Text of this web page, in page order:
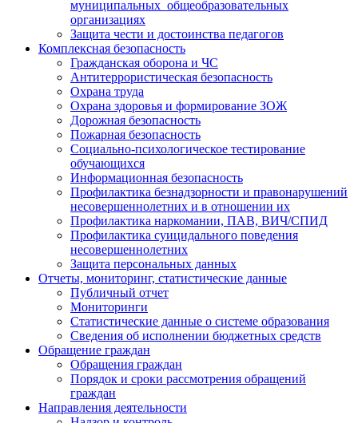
муниципальных общеобразовательных
организациях
Защита чести и достоинства педагогов
Комплексная безопасность
Гражданская оборона и ЧС
Антитеррористическая безопасность
Охрана труда
Охрана здоровья и формирование ЗОЖ
Дорожная безопасность
Пожарная безопасность
Социально-психологическое тестирование
обучающихся
Информационная безопасность
Профилактика безнадзорности и правонарушений
несовершеннолетних и в отношении их
Профилактика наркомании, ПАВ, ВИЧ/СПИД
Профилактика суицидального поведения
несовершеннолетних
Защита персональных данных
Отчеты, мониторинг, статистические данные
Публичный отчет
Мониторинги
Статистические данные о системе образования
Сведения об исполнении бюджетных средств
Обращение граждан
Обращения граждан
Порядок и сроки рассмотрения обращений
граждан
Направления деятельности